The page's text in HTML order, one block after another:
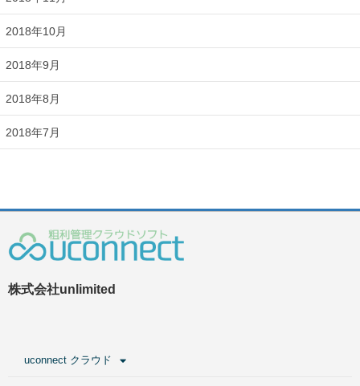
2018年10月
2018年9月
2018年8月
2018年7月
株式会社unlimited
uconnect クラウド